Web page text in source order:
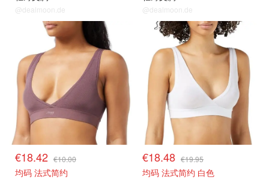
@dealmoon.de @dealmoon.de
€18.42 €10.00
均码 法式简约
€18.48 €19.95
均码 法式简约 白色